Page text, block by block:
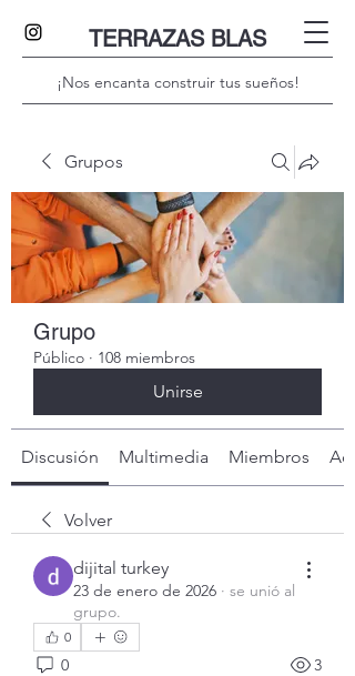
TERRAZAS BLAS
¡Nos encanta construir tus sueños!
Grupos
Grupo
Público · 108 miembros
Unirse
Discusión Multimedia Miembros
Volver
dijital turkey
23 de enero de 2026 · se unió al
grupo.
0
0 3